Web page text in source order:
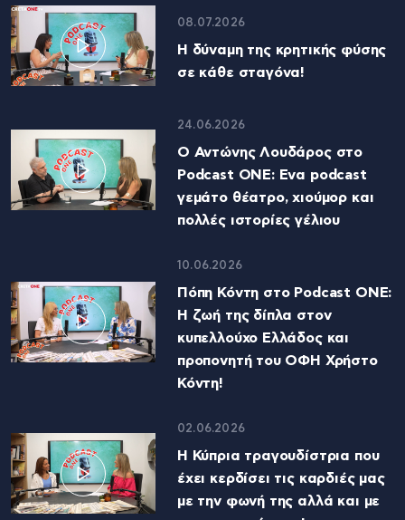
08.07.2026
Η δύναμη της κρητικής φύσης
σε κάθε σταγόνα!
24.06.2026
Ο Αντώνης Λουδάρος στο
Podcast ONE: Ενα podcast
γεμάτο θέατρο, χιούμορ και
πολλές ιστορίες γέλιου
10.06.2026
Πόπη Κόντη στο Podcast ONE:
Η ζωή της δίπλα στον
κυπελλούχο Ελλάδος και
προπονητή του ΟΦΗ Χρήστο
Κόντη!
02.06.2026
Η Κύπρια τραγουδίστρια που
έχει κερδίσει τις καρδιές μας
με την φωνή της αλλά και με